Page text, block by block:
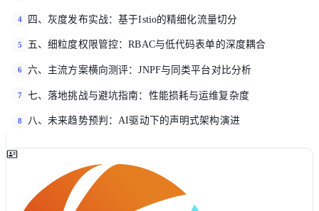
4 四、灰度发布实战：基于Istio的精细化流量切分
5 五、细粒度权限管控：RBAC与低代码表单的深度耦合
6 六、主流方案横向测评：JNPF与同类平台对比分析
7 七、落地挑战与避坑指南：性能损耗与运维复杂度
8 八、未来趋势预判：AI驱动下的声明式架构演进